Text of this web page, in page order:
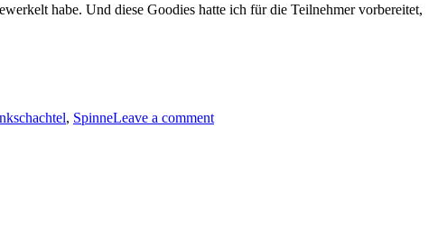
habe. Und diese Goodies hatte ich für die Teilnehmer vorbereitet,
, SpinneLeave a comment